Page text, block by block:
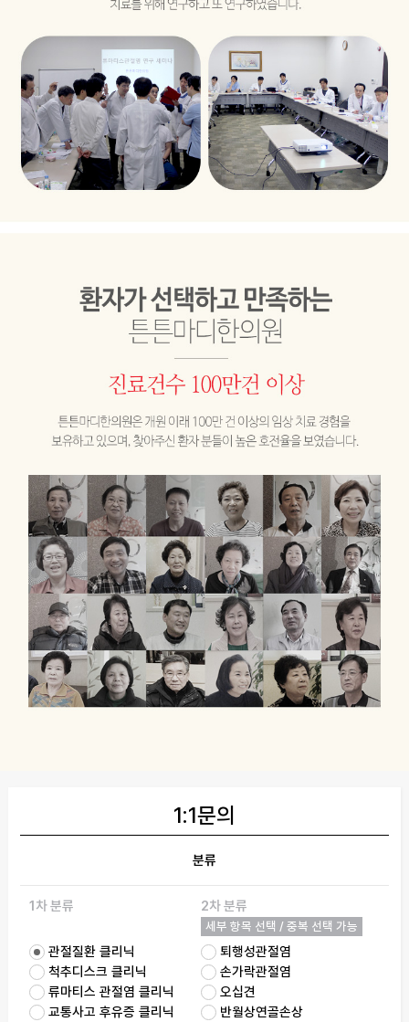
1:1문의
분류
1차 분류
관절질환 클리닉
척추디스크 클리닉
류마티스 관절염 클리닉
교통사고 후유증 클리닉
2차 분류
세부 항목 선택 / 중복 선택 가능
퇴행성관절염
손가락관절염
오십견
반월상연골손상